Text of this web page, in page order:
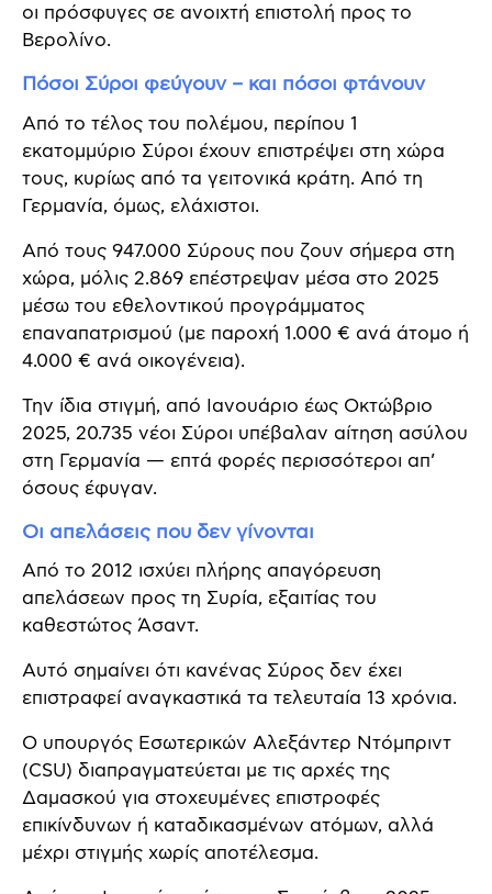
οι πρόσφυγες σε ανοιχτή επιστολή προς το
Βερολίνο.
Πόσοι Σύροι φεύγουν – και πόσοι φτάνουν
Από το τέλος του πολέμου, περίπου 1
εκατομμύριο Σύροι έχουν επιστρέψει στη χώρα
τους, κυρίως από τα γειτονικά κράτη. Από τη
Γερμανία, όμως, ελάχιστοι.
Από τους 947.000 Σύρους που ζουν σήμερα στη
χώρα, μόλις 2.869 επέστρεψαν μέσα στο 2025
μέσω του εθελοντικού προγράμματος
επαναπατρισμού (με παροχή 1.000 € ανά άτομο ή
4.000 € ανά οικογένεια).
Την ίδια στιγμή, από Ιανουάριο έως Οκτώβριο
2025, 20.735 νέοι Σύροι υπέβαλαν αίτηση ασύλου
στη Γερμανία — επτά φορές περισσότεροι απ’
όσους έφυγαν.
Οι απελάσεις που δεν γίνονται
Από το 2012 ισχύει πλήρης απαγόρευση
απελάσεων προς τη Συρία, εξαιτίας του
καθεστώτος Άσαντ.
Αυτό σημαίνει ότι κανένας Σύρος δεν έχει
επιστραφεί αναγκαστικά τα τελευταία 13 χρόνια.
Ο υπουργός Εσωτερικών Αλεξάντερ Ντόμπριντ
(CSU) διαπραγματεύεται με τις αρχές της
Δαμασκού για στοχευμένες επιστροφές
επικίνδυνων ή καταδικασμένων ατόμων, αλλά
μέχρι στιγμής χωρίς αποτέλεσμα.